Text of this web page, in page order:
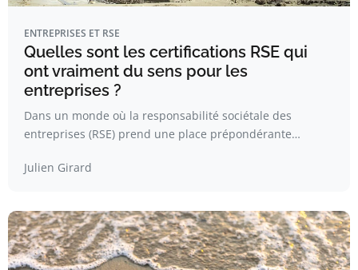
ENTREPRISES ET RSE
Quelles sont les certifications RSE qui
ont vraiment du sens pour les
entreprises ?
Dans un monde où la responsabilité sociétale des
entreprises (RSE) prend une place prépondérante…
Julien Girard